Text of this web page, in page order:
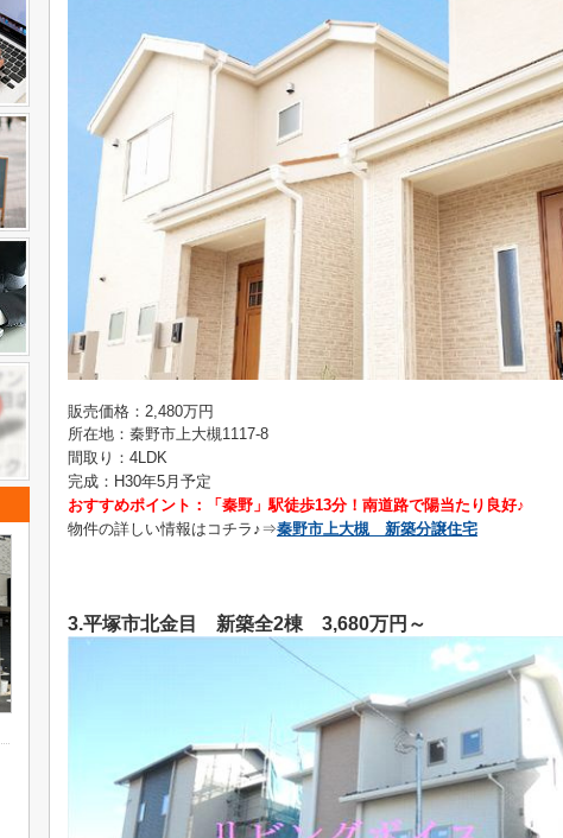
販売価格：2,480万円
所在地：秦野市上大槻1117-8
間取り：4LDK
完成：H30年5月予定
おすすめポイント：「秦野」駅徒歩13分！南道路で陽当たり良好♪
物件の詳しい情報はコチラ♪⇒秦野市上大槻 新築分譲住宅
3.平塚市北金目 新築全2棟 3,680万円～